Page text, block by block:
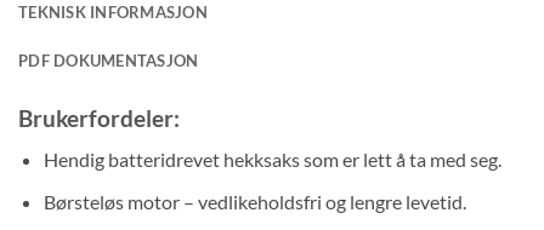
TEKNISK INFORMASJON
PDF DOKUMENTASJON
Brukerfordeler:
Hendig batteridrevet hekksaks som er lett å ta med seg.
Børsteløs motor – vedlikeholdsfri og lengre levetid.